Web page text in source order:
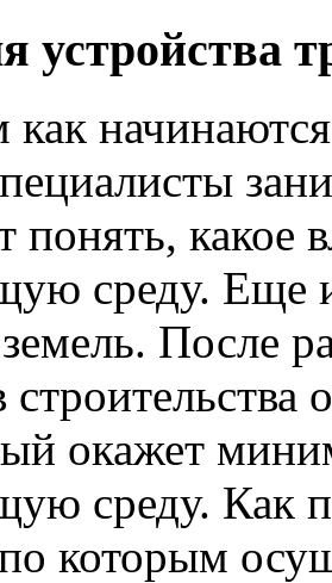
устройства
понять, какое
среду. Еще
После
окажет
среду. Как
которым